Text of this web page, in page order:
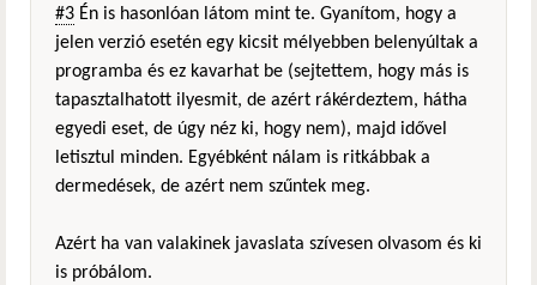
#3 Én is hasonlóan látom mint te. Gyanítom, hogy a
jelen verzió esetén egy kicsit mélyebben belenyúltak a
programba és ez kavarhat be (sejtettem, hogy más is
tapasztalhatott ilyesmit, de azért rákérdeztem, hátha
egyedi eset, de úgy néz ki, hogy nem), majd idővel
letisztul minden. Egyébként nálam is ritkábbak a
dermedések, de azért nem szűntek meg.
Azért ha van valakinek javaslata szívesen olvasom és ki
is próbálom.